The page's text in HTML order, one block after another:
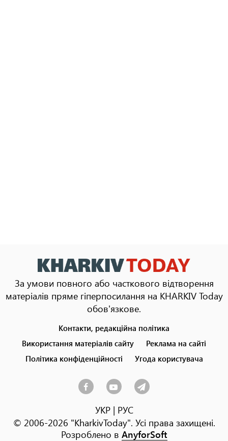
За умови повного або часткового відтворення
матеріалів пряме гіперпосилання на KHARKIV Today
обов'язкове.
menu
Контакти, редакційна політика
Використання матеріалів сайту
Реклама на сайті
Політика конфіденційності
Угода користувача
УКР| РУС
© 2006-2026 "KharkivToday". Усі права захищені.
Розроблено в AnyforSoft